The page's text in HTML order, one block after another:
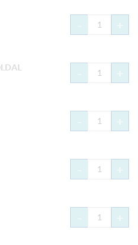
- +
- +
- +
- +
- +